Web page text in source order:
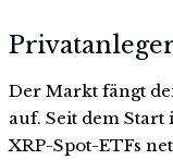
Der Markt fängt
auf. Seit dem
XRP-Spot-ETFs